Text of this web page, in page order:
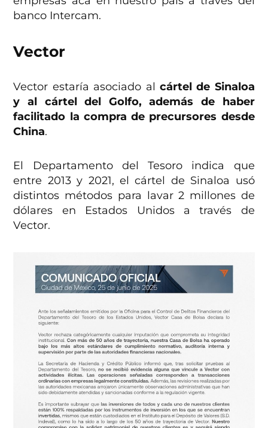
banco Intercam.
Vector
Vector estaría asociado al cártel de Sinaloa
y al cártel del Golfo, además de haber
facilitado la compra de precursores desde
China.
El Departamento del Tesoro indica que
entre 2013 y 2021, el cártel de Sinaloa usó
distintos métodos para lavar 2 millones de
dólares en Estados Unidos a través de
Vector.